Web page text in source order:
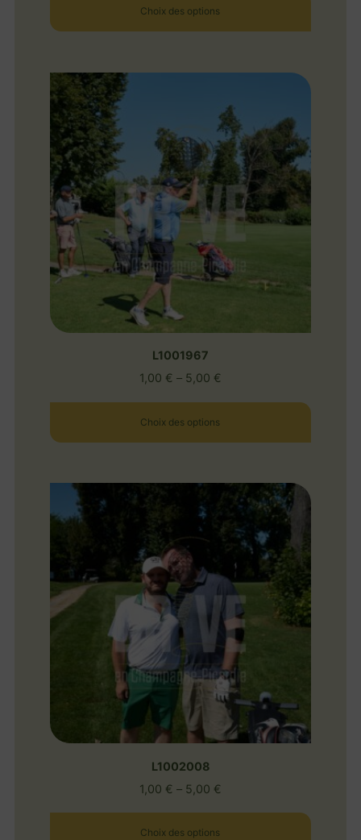
Choix des options
L1001967
1,00 € – 5,00 €
Choix des options
L1002008
1,00 € – 5,00 €
Choix des options